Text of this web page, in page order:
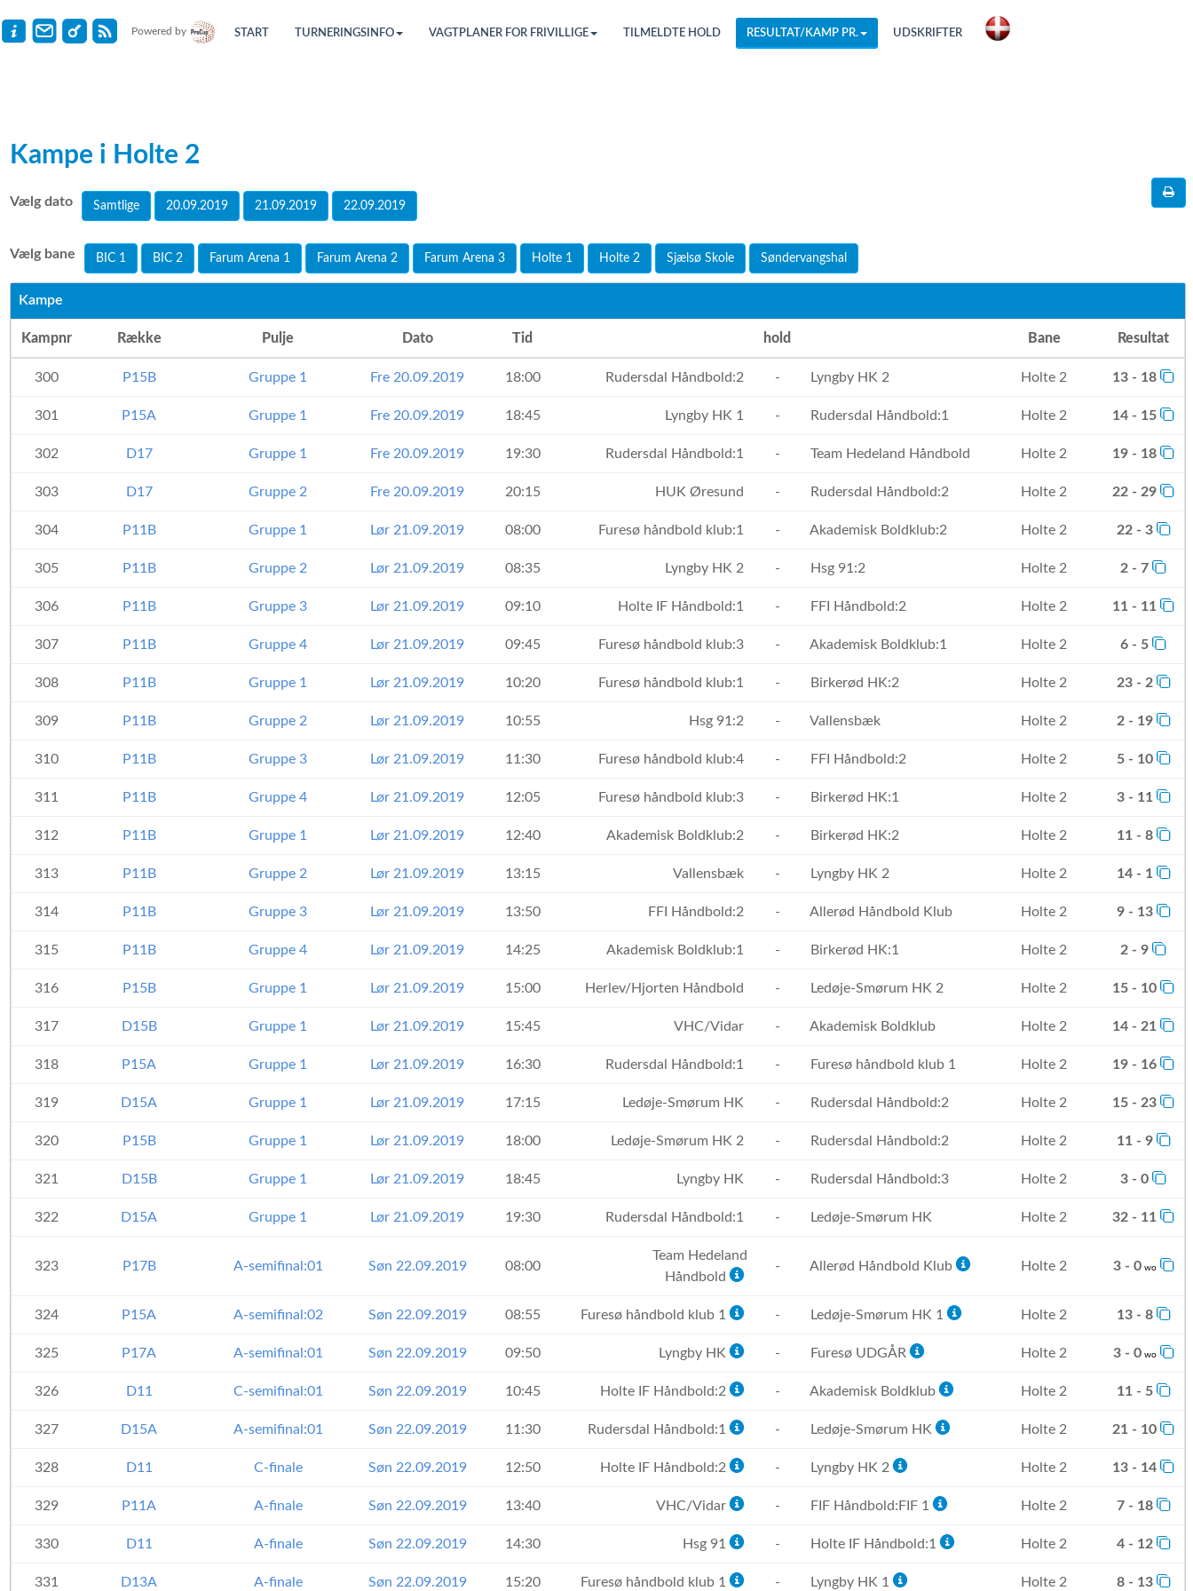
Powered by START TURNERINGSINFO VAGTPLANER FOR FRIVILLIGE TILMELDTE HOLD RESULTAT/KAMP PR. UDSKRIFTER
Kampe i Holte 2
Vælg dato Samtlige 20.09.2019 21.09.2019 22.09.2019
Vælg bane BIC 1 BIC 2 Farum Arena 1 Farum Arena 2 Farum Arena 3 Holte 1 Holte 2 Sjælsø Skole Søndervangshal
Kampe
Kampnr Række Pulje Dato Tid hold Bane Resultat
300 P15B Gruppe 1 Fre 20.09.2019 18:00 Rudersdal Håndbold:2 - Lyngby HK 2 Holte 2 13 - 18
301 P15A Gruppe 1 Fre 20.09.2019 18:45 Lyngby HK 1 - Rudersdal Håndbold:1 Holte 2 14 - 15
302 D17 Gruppe 1 Fre 20.09.2019 19:30 Rudersdal Håndbold:1 - Team Hedeland Håndbold Holte 2 19 - 18
303 D17 Gruppe 2 Fre 20.09.2019 20:15 HUK Øresund - Rudersdal Håndbold:2 Holte 2 22 - 29
304 P11B Gruppe 1 Lør 21.09.2019 08:00 Furesø håndbold klub:1 - Akademisk Boldklub:2 Holte 2 22 - 3
305 P11B Gruppe 2 Lør 21.09.2019 08:35 Lyngby HK 2 - Hsg 91:2 Holte 2 2 - 7
306 P11B Gruppe 3 Lør 21.09.2019 09:10 Holte IF Håndbold:1 - FFI Håndbold:2 Holte 2 11 - 11
307 P11B Gruppe 4 Lør 21.09.2019 09:45 Furesø håndbold klub:3 - Akademisk Boldklub:1 Holte 2 6 - 5
308 P11B Gruppe 1 Lør 21.09.2019 10:20 Furesø håndbold klub:1 - Birkerød HK:2 Holte 2 23 - 2
309 P11B Gruppe 2 Lør 21.09.2019 10:55 Hsg 91:2 - Vallensbæk Holte 2 2 - 19
310 P11B Gruppe 3 Lør 21.09.2019 11:30 Furesø håndbold klub:4 - FFI Håndbold:2 Holte 2 5 - 10
311 P11B Gruppe 4 Lør 21.09.2019 12:05 Furesø håndbold klub:3 - Birkerød HK:1 Holte 2 3 - 11
312 P11B Gruppe 1 Lør 21.09.2019 12:40 Akademisk Boldklub:2 - Birkerød HK:2 Holte 2 11 - 8
313 P11B Gruppe 2 Lør 21.09.2019 13:15 Vallensbæk - Lyngby HK 2 Holte 2 14 - 1
314 P11B Gruppe 3 Lør 21.09.2019 13:50 FFI Håndbold:2 - Allerød Håndbold Klub Holte 2 9 - 13
315 P11B Gruppe 4 Lør 21.09.2019 14:25 Akademisk Boldklub:1 - Birkerød HK:1 Holte 2 2 - 9
316 P15B Gruppe 1 Lør 21.09.2019 15:00 Herlev/Hjorten Håndbold - Ledøje-Smørum HK 2 Holte 2 15 - 10
317 D15B Gruppe 1 Lør 21.09.2019 15:45 VHC/Vidar - Akademisk Boldklub Holte 2 14 - 21
318 P15A Gruppe 1 Lør 21.09.2019 16:30 Rudersdal Håndbold:1 - Furesø håndbold klub 1 Holte 2 19 - 16
319 D15A Gruppe 1 Lør 21.09.2019 17:15 Ledøje-Smørum HK - Rudersdal Håndbold:2 Holte 2 15 - 23
320 P15B Gruppe 1 Lør 21.09.2019 18:00 Ledøje-Smørum HK 2 - Rudersdal Håndbold:2 Holte 2 11 - 9
321 D15B Gruppe 1 Lør 21.09.2019 18:45 Lyngby HK - Rudersdal Håndbold:3 Holte 2 3 - 0
322 D15A Gruppe 1 Lør 21.09.2019 19:30 Rudersdal Håndbold:1 - Ledøje-Smørum HK Holte 2 32 - 11
323 P17B A-semifinal:01 Søn 22.09.2019 08:00
Team Hedeland
Håndbold
- Allerød Håndbold Klub Holte 2 3 - 0wo
324 P15A A-semifinal:02 Søn 22.09.2019 08:55 Furesø håndbold klub 1 - Ledøje-Smørum HK 1 Holte 2 13 - 8
325 P17A A-semifinal:01 Søn 22.09.2019 09:50 Lyngby HK - Furesø UDGÅR Holte 2 3 - 0wo
326 D11 C-semifinal:01 Søn 22.09.2019 10:45 Holte IF Håndbold:2 - Akademisk Boldklub Holte 2 11 - 5
327 D15A A-semifinal:01 Søn 22.09.2019 11:30 Rudersdal Håndbold:1 - Ledøje-Smørum HK Holte 2 21 - 10
328 D11 C-finale Søn 22.09.2019 12:50 Holte IF Håndbold:2 - Lyngby HK 2 Holte 2 13 - 14
329 P11A A-finale Søn 22.09.2019 13:40 VHC/Vidar - FIF Håndbold:FIF 1 Holte 2 7 - 18
330 D11 A-finale Søn 22.09.2019 14:30 Hsg 91 - Holte IF Håndbold:1 Holte 2 4 - 12
331 D13A A-finale Søn 22.09.2019 15:20 Furesø håndbold klub 1 - Lyngby HK 1 Holte 2 8 - 13